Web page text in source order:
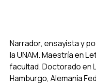
Narrador, ensayista y
la UNAM. Maestría en
facultad. Doctorado en
Hamburgo, Alemania